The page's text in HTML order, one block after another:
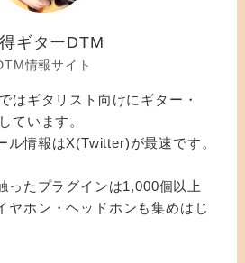
ギターDTM
情報サイト
はギタリスト向けにギター・
ています。
ル情報はX(Twitter)が最速です。
ったプラグインは1,000個以上
ヤホン・ヘッドホンも集めはじ